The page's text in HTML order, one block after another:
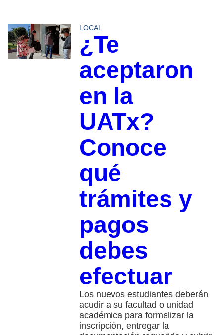
LOCAL
¿Te
aceptaron
en la
UATx?
Conoce
qué
trámites y
pagos
debes
efectuar
Los nuevos estudiantes deberán
acudir a su facultad o unidad
académica para formalizar la
inscripción, entregar la